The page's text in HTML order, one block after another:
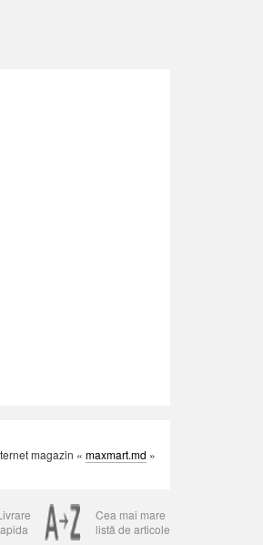
magazin « maxmart.md »
Cea mai mare
listă de articole